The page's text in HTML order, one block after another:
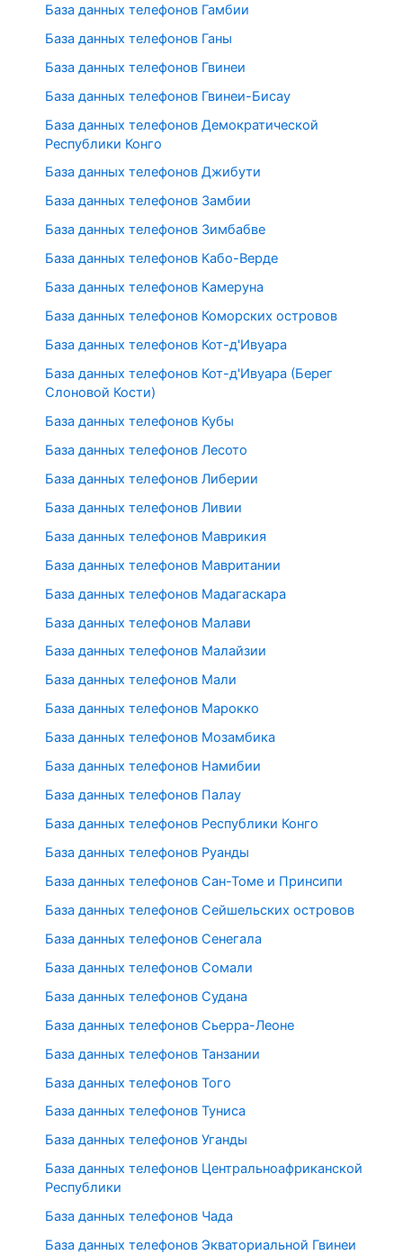
База данных телефонов Гамбии
База данных телефонов Ганы
База данных телефонов Гвинеи
База данных телефонов Гвинеи-Бисау
База данных телефонов Демократической
Республики Конго
База данных телефонов Джибути
База данных телефонов Замбии
База данных телефонов Зимбабве
База данных телефонов Кабо-Верде
База данных телефонов Камеруна
База данных телефонов Коморских островов
База данных телефонов Кот-д'Ивуара
База данных телефонов Кот-д'Ивуара (Берег
Слоновой Кости)
База данных телефонов Кубы
База данных телефонов Лесото
База данных телефонов Либерии
База данных телефонов Ливии
База данных телефонов Маврикия
База данных телефонов Мавритании
База данных телефонов Мадагаскара
База данных телефонов Малави
База данных телефонов Малайзии
База данных телефонов Мали
База данных телефонов Марокко
База данных телефонов Мозамбика
База данных телефонов Намибии
База данных телефонов Палау
База данных телефонов Республики Конго
База данных телефонов Руанды
База данных телефонов Сан-Томе и Принсипи
База данных телефонов Сейшельских островов
База данных телефонов Сенегала
База данных телефонов Сомали
База данных телефонов Судана
База данных телефонов Сьерра-Леоне
База данных телефонов Танзании
База данных телефонов Того
База данных телефонов Туниса
База данных телефонов Уганды
База данных телефонов Центральноафриканской
Республики
База данных телефонов Чада
База данных телефонов Экваториальной Гвинеи